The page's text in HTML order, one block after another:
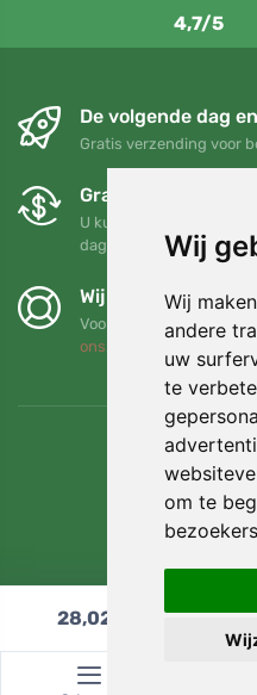
Wij
Wij
andere
uw
te
om te
4,7/5
De volgende dag
Gratis verzending voor
Gratis ruilen en
U kunt uw bestelling op
dagen retourneren of
Wij steunen
Voor elke bestelling
ons
28,02